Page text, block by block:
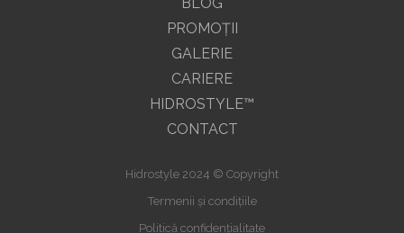
PROMOŢII
GALERIE
CARIERE
HIDROSTYLE™
CONTACT
Hidrostyle 2024 © Copyright
Termenii și condițiile
Politică confidențialitate